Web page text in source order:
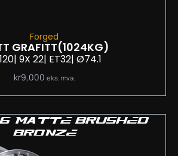
Forged
GRAFITT(1024KG)
| 9X 22| ET32| Ø74.1
kr9,000 eks. mva.
MATTE BRUSHED
BRONZE